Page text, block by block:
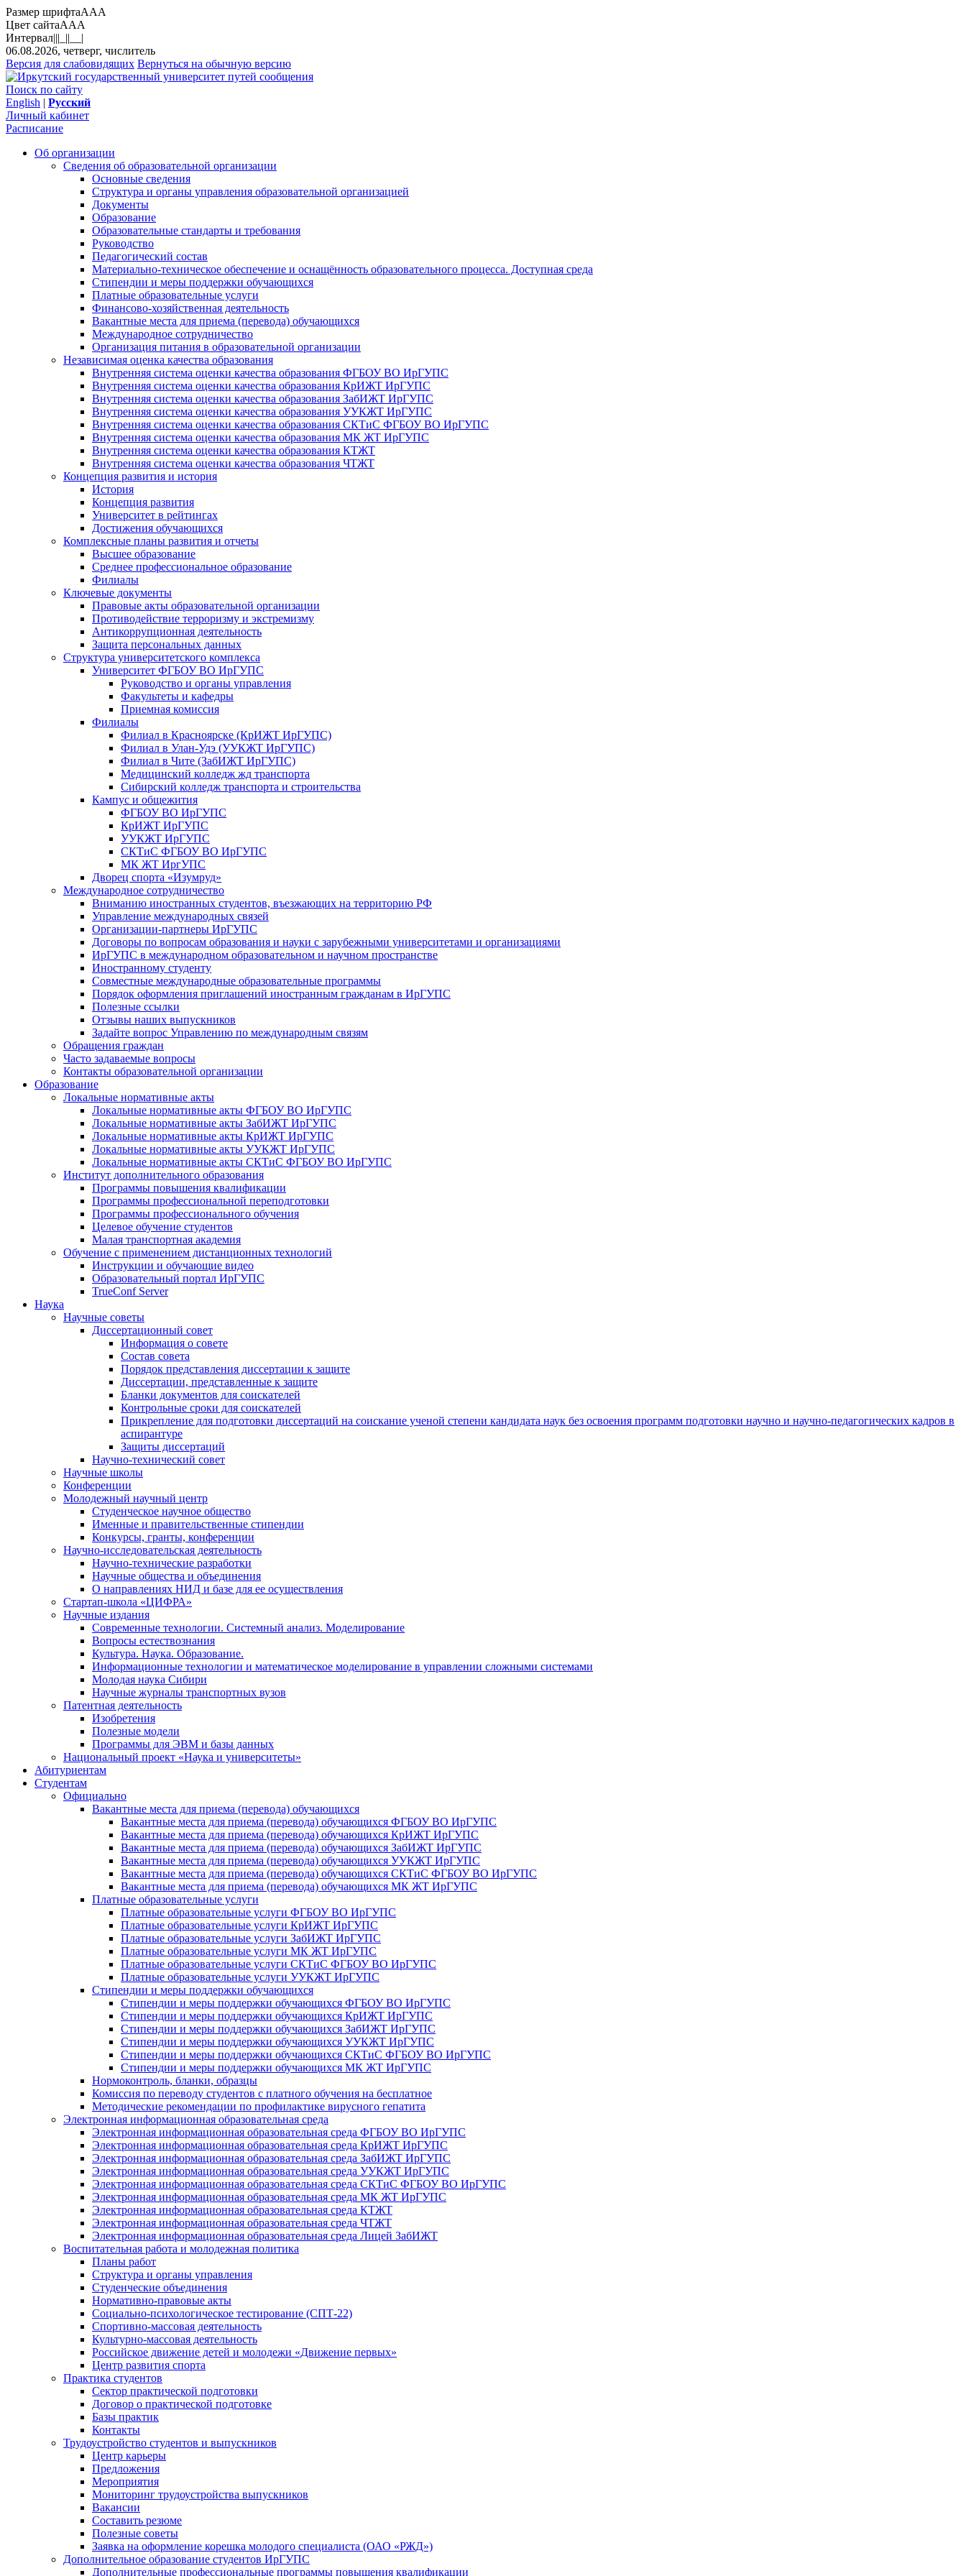
Размер шрифтаAAA
Цвет сайтаAAA
Интервал|||_||__|
06.08.2026, четверг, числитель
Версия для слабовидящих Вернуться на обычную версию
Поиск по сайту
English | Русский
Личный кабинет
Расписание
Об организации
Сведения об образовательной организации
Основные сведения
Структура и органы управления образовательной организацией
Документы
Образование
Образовательные стандарты и требования
Руководство
Педагогический состав
Материально-техническое обеспечение и оснащённость образовательного процесса. Доступная среда
Стипендии и меры поддержки обучающихся
Платные образовательные услуги
Финансово-хозяйственная деятельность
Вакантные места для приема (перевода) обучающихся
Международное сотрудничество
Организация питания в образовательной организации
Независимая оценка качества образования
Внутренняя система оценки качества образования ФГБОУ ВО ИрГУПС
Внутренняя система оценки качества образования КрИЖТ ИрГУПС
Внутренняя система оценки качества образования ЗабИЖТ ИрГУПС
Внутренняя система оценки качества образования УУКЖТ ИрГУПС
Внутренняя система оценки качества образования СКТиС ФГБОУ ВО ИрГУПС
Внутренняя система оценки качества образования МК ЖТ ИрГУПС
Внутренняя система оценки качества образования КТЖТ
Внутренняя система оценки качества образования ЧТЖТ
Концепция развития и история
История
Концепция развития
Университет в рейтингах
Достижения обучающихся
Комплексные планы развития и отчеты
Высшее образование
Среднее профессиональное образование
Филиалы
Ключевые документы
Правовые акты образовательной организации
Противодействие терроризму и экстремизму
Антикоррупционная деятельность
Защита персональных данных
Структура университетского комплекса
Университет ФГБОУ ВО ИрГУПС
Руководство и органы управления
Факультеты и кафедры
Приемная комиссия
Филиалы
Филиал в Красноярске (КрИЖТ ИрГУПС)
Филиал в Улан-Удэ (УУКЖТ ИрГУПС)
Филиал в Чите (ЗабИЖТ ИрГУПС)
Медицинский колледж жд транспорта
Сибирский колледж транспорта и строительства
Кампус и общежития
ФГБОУ ВО ИрГУПС
КрИЖТ ИрГУПС
УУКЖТ ИрГУПС
СКТиС ФГБОУ ВО ИрГУПС
МК ЖТ ИргУПС
Дворец спорта «Изумруд»
Международное сотрудничество
Вниманию иностранных студентов, въезжающих на территорию РФ
Управление международных связей
Организации-партнеры ИрГУПС
Договоры по вопросам образования и науки с зарубежными университетами и организациями
ИрГУПС в международном образовательном и научном пространстве
Иностранному студенту
Совместные международные образовательные программы
Порядок оформления приглашений иностранным гражданам в ИрГУПС
Полезные ссылки
Отзывы наших выпускников
Задайте вопрос Управлению по международным связям
Обращения граждан
Часто задаваемые вопросы
Контакты образовательной организации
Образование
Локальные нормативные акты
Локальные нормативные акты ФГБОУ ВО ИрГУПС
Локальные нормативные акты ЗабИЖТ ИрГУПС
Локальные нормативные акты КрИЖТ ИрГУПС
Локальные нормативные акты УУКЖТ ИрГУПС
Локальные нормативные акты СКТиС ФГБОУ ВО ИрГУПС
Институт дополнительного образования
Программы повышения квалификации
Программы профессиональной переподготовки
Программы профессионального обучения
Целевое обучение студентов
Малая транспортная академия
Обучение с применением дистанционных технологий
Инструкции и обучающие видео
Образовательный портал ИрГУПС
TrueConf Server
Наука
Научные советы
Диссертационный совет
Информация о совете
Состав совета
Порядок представления диссертации к защите
Диссертации, представленные к защите
Бланки документов для соискателей
Контрольные сроки для соискателей
Прикрепление для подготовки диссертаций на соискание ученой степени кандидата наук без освоения программ подготовки научно и научно-педагогических кадров в
аспирантуре
Защиты диссертаций
Научно-технический совет
Научные школы
Конференции
Молодежный научный центр
Студенческое научное общество
Именные и правительственные стипендии
Конкурсы, гранты, конференции
Научно-исследовательская деятельность
Научно-технические разработки
Научные общества и объединения
О направлениях НИД и базе для ее осуществления
Стартап-школа «ЦИФРА»
Научные издания
Современные технологии. Системный анализ. Моделирование
Вопросы естествознания
Культура. Наука. Образование.
Информационные технологии и математическое моделирование в управлении сложными системами
Молодая наука Сибири
Научные журналы транспортных вузов
Патентная деятельность
Изобретения
Полезные модели
Программы для ЭВМ и базы данных
Национальный проект «Наука и университеты»
Абитуриентам
Студентам
Официально
Вакантные места для приема (перевода) обучающихся
Вакантные места для приема (перевода) обучающихся ФГБОУ ВО ИрГУПС
Вакантные места для приема (перевода) обучающихся КрИЖТ ИрГУПС
Вакантные места для приема (перевода) обучающихся ЗабИЖТ ИрГУПС
Вакантные места для приема (перевода) обучающихся УУКЖТ ИрГУПС
Вакантные места для приема (перевода) обучающихся СКТиС ФГБОУ ВО ИрГУПС
Вакантные места для приема (перевода) обучающихся МК ЖТ ИрГУПС
Платные образовательные услуги
Платные образовательные услуги ФГБОУ ВО ИрГУПС
Платные образовательные услуги КрИЖТ ИрГУПС
Платные образовательные услуги ЗабИЖТ ИрГУПС
Платные образовательные услуги МК ЖТ ИрГУПС
Платные образовательные услуги СКТиС ФГБОУ ВО ИрГУПС
Платные образовательные услуги УУКЖТ ИрГУПС
Стипендии и меры поддержки обучающихся
Стипендии и меры поддержки обучающихся ФГБОУ ВО ИрГУПС
Стипендии и меры поддержки обучающихся КрИЖТ ИрГУПС
Стипендии и меры поддержки обучающихся ЗабИЖТ ИрГУПС
Стипендии и меры поддержки обучающихся УУКЖТ ИрГУПС
Стипендии и меры поддержки обучающихся СКТиС ФГБОУ ВО ИрГУПС
Стипендии и меры поддержки обучающихся МК ЖТ ИрГУПС
Нормоконтроль, бланки, образцы
Комиссия по переводу студентов с платного обучения на бесплатное
Методические рекомендации по профилактике вирусного гепатита
Электронная информационная образовательная среда
Электронная информационная образовательная среда ФГБОУ ВО ИрГУПС
Электронная информационная образовательная среда КрИЖТ ИрГУПС
Электронная информационная образовательная среда ЗабИЖТ ИрГУПС
Электронная информационная образовательная среда УУКЖТ ИрГУПС
Электронная информационная образовательная среда СКТиС ФГБОУ ВО ИрГУПС
Электронная информационная образовательная среда МК ЖТ ИрГУПС
Электронная информационная образовательная среда КТЖТ
Электронная информационная образовательная среда ЧТЖТ
Электронная информационная образовательная среда Лицей ЗабИЖТ
Воспитательная работа и молодежная политика
Планы работ
Структура и органы управления
Студенческие объединения
Нормативно-правовые акты
Социально-психологическое тестирование (СПТ-22)
Спортивно-массовая деятельность
Культурно-массовая деятельность
Российское движение детей и молодежи «Движение первых»
Центр развития спорта
Практика студентов
Сектор практической подготовки
Договор о практической подготовке
Базы практик
Контакты
Трудоустройство студентов и выпускников
Центр карьеры
Предложения
Мероприятия
Мониторинг трудоустройства выпускников
Вакансии
Составить резюме
Полезные советы
Заявка на оформление корешка молодого специалиста (ОАО «РЖД»)
Дополнительное образование студентов ИрГУПС
Дополнительные профессиональные программы повышения квалификации